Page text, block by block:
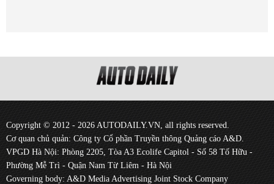
Copyright © 2012 - 2026 AUTODAILY.VN, all rights reserved.
Cơ quan chủ quản: Công ty Cổ phần Truyền thông Quảng cáo A&D.
VPGD Hà Nội: Phòng 2205, Tòa A3 Ecolife Capitol - Số 58 Tố Hữu -
Phường Mễ Trì - Quận Nam Từ Liêm - Hà Nội
Governing body: A&D Media Advertising Joint Stock Company